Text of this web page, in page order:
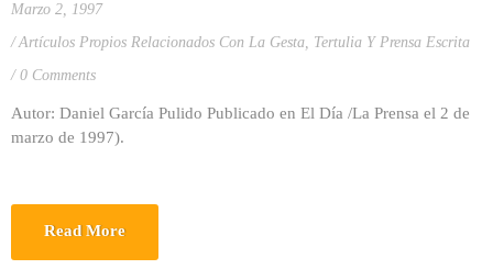
Marzo 2, 1997
Artículos Propios Relacionados Con La Gesta, Tertulia Y Prensa Escrita
0 Comments
Autor: Daniel García Pulido Publicado en El Día /La Prensa el 2 de
marzo de 1997).
Read More